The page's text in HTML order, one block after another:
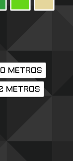
METROS
METROS